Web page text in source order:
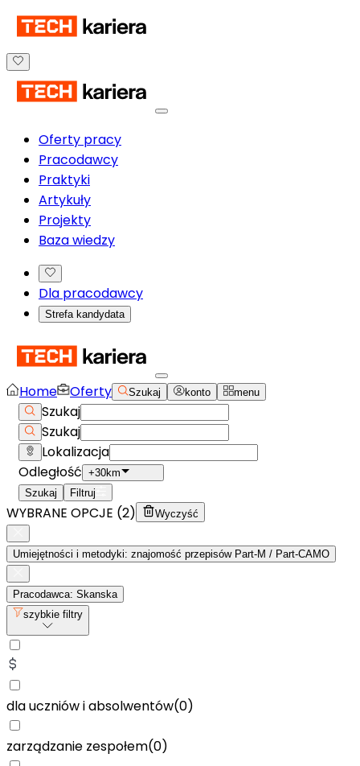
Oferty pracy
Pracodawcy
Praktyki
Artykuły
Projekty
Baza wiedzy
Dla pracodawcy
Strefa kandydata
Home Oferty Szukaj konto menu
Szukaj
Szukaj
Lokalizacja
Odległość +30km
Szukaj
Filtruj
WYBRANE OPCJE (2) Wyczyść
Umiejętności i metodyki: znajomość przepisów Part‑M / Part‑CAMO
Pracodawca: Skanska
szybkie filtry
dla uczniów i absolwentów(0)
zarządzanie zespołem(0)